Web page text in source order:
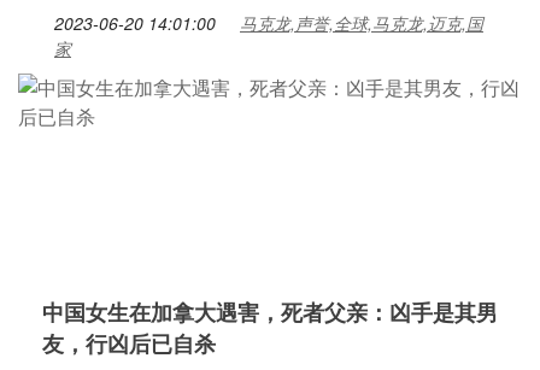
2023-06-20 14:01:00
马克龙,声誉,全球,马克龙,迈克,国
家
中国女生在加拿大遇害，死者父亲：凶手是其男
友，行凶后已自杀